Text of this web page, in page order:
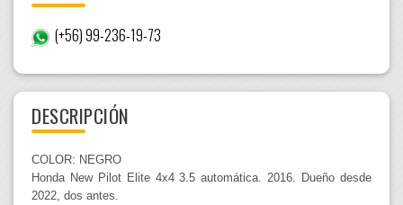
(+56) 99-236-19-73
DESCRIPCIÓN
COLOR: NEGRO
Honda New Pilot Elite 4x4 3.5 automática. 2016. Dueño desde
2022, dos antes.